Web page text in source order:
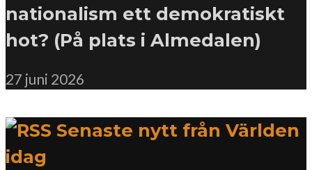
nationalism ett demokratiskt
hot? (På plats i Almedalen)
27 juni 2026
Senaste nytt från Världen
idag